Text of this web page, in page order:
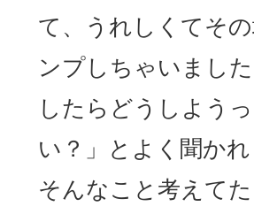
て、うれしくてそ
ンプしちゃいまし
したらどうしよう
い？」とよく聞かれ
そんなこと考えて